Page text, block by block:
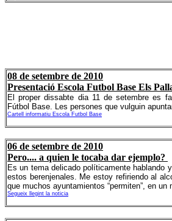
08 de setembre de 2010
Presentació Escola Futbol Base Els
El proper dissabte dia 11 de setembre es
Fútbol Base. Les persones que vulguin
Cartell informatiu Escola Futbol Base
06 de setembre de 2010
Pero.... a quien le tocaba dar ejemplo?
Es un tema delicado políticamente
estos berenjenales. Me estoy refiriendo al
que muchos ayuntamientos “permiten”, en un
Segueix llegint la noticia